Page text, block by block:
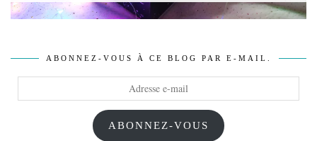
ABONNEZ-VOUS À CE BLOG PAR E-MAIL.
ABONNEZ-VOUS